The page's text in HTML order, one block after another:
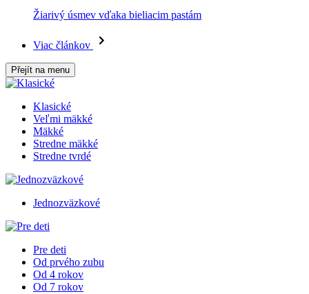
Žiarivý úsmev vďaka bieliacim pastám
Viac článkov
Přejít na menu
Klasické
Veľmi mäkké
Mäkké
Stredne mäkké
Stredne tvrdé
Jednozväzkové
Pre deti
Od prvého zubu
Od 4 rokov
Od 7 rokov